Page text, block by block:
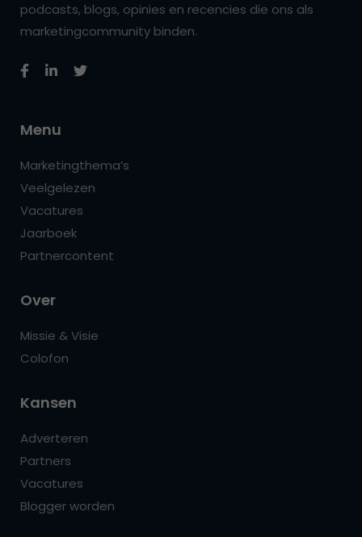
podcasts, blogs, opinies en recencies die ons als
marketingcommunity binden.
Menu
Marketingthema’s
Veelgelezen
Vacatures
Jaarboek
Partnercontent
Over
Missie & Visie
Colofon
Kansen
Adverteren
Partners
Vacatures
Blogger worden